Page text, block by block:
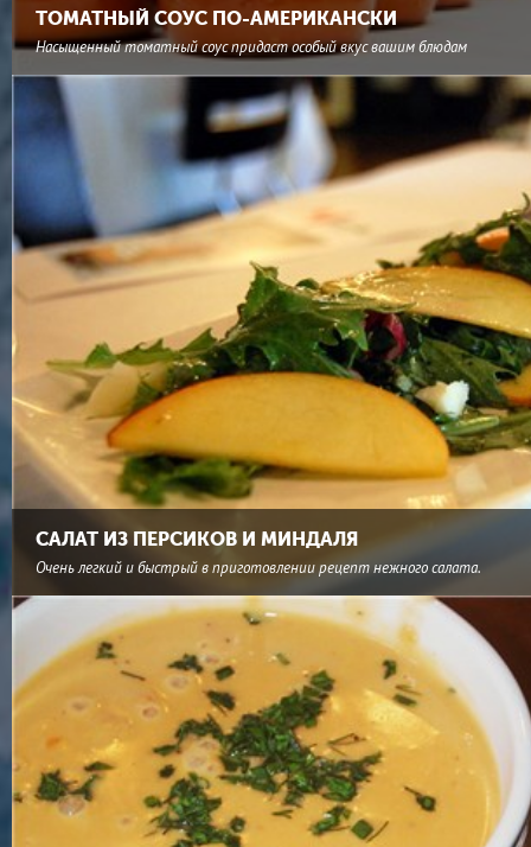
ТОМАТНЫЙ СОУС ПО-АМЕРИКАНСКИ
Насыщенный томатный соус придаст особый вкус вашим блюдам
САЛАТ ИЗ ПЕРСИКОВ И МИНДАЛЯ
Очень легкий и быстрый в приготовлении рецепт нежного салата.